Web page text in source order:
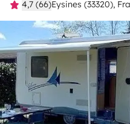
4,7 (66)Eysines (33320),